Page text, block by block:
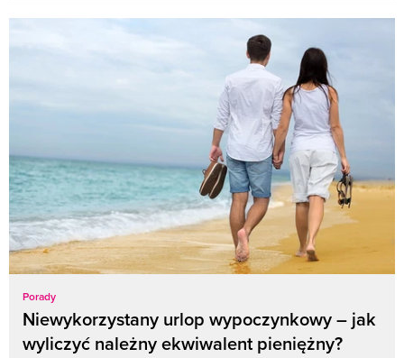
Porady
Niewykorzystany urlop wypoczynkowy – jak
wyliczyć należny ekwiwalent pieniężny?